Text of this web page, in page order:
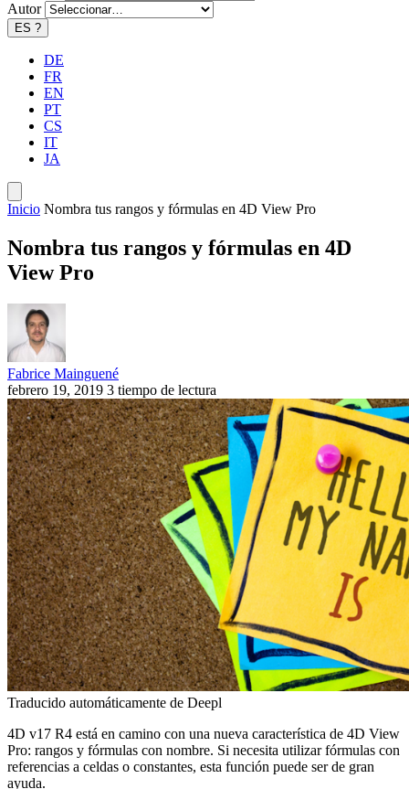
Autor
ES ?
DE
FR
EN
PT
CS
IT
JA
Inicio Nombra tus rangos y fórmulas en 4D View Pro
Nombra tus rangos y fórmulas en 4D
View Pro
Fabrice Mainguené
febrero 19, 2019 3 tiempo de lectura
Traducido automáticamente de Deepl
4D v17 R4 está en camino con una nueva característica de 4D View
Pro: rangos y fórmulas con nombre. Si necesita utilizar fórmulas con
referencias a celdas o constantes, esta función puede ser de gran
ayuda.